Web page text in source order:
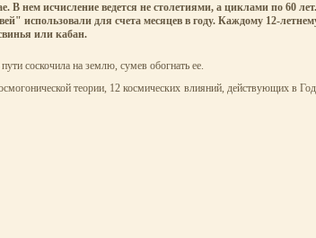
исчисление ведется не столетиями, а циклами по 60
использовали для счета месяцев в году. Каждому 12-
или кабан.
соскочила на землю, сумев обогнать ее.
теории, 12 космических влияний, действующих в